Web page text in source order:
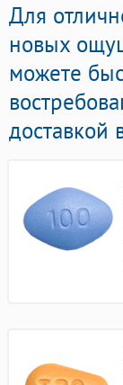
Для
новых
можете
доставкой